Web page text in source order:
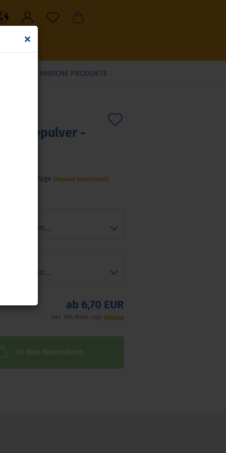
TECHNISCHE PRODUKTE
-
Lieferzeit:
ca. 3-4 Tage (Ausland abweichend)
ab 6,70 EUR
inkl. 19% MwSt. zzgl. Versand
In den Warenkorb